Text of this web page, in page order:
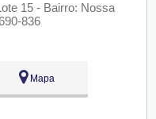
15 - Bairro: Nossa
836
Mapa